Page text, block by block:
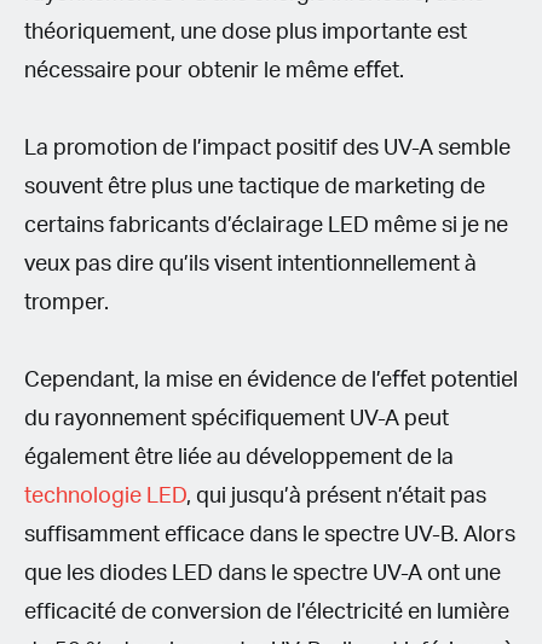
théoriquement, une dose plus importante est
nécessaire pour obtenir le même eﬀet.
La promotion de l’impact positif des UV-A semble
souvent être plus une tactique de marketing de
certains fabricants d’éclairage LED même si je ne
veux pas dire qu’ils visent intentionnellement à
tromper.
Cependant, la mise en évidence de l’eﬀet potentiel
du rayonnement spécifiquement UV-A peut
également être liée au développement de la
technologie LED, qui jusqu’à présent n’était pas
suffisamment efficace dans le spectre UV-B. Alors
que les diodes LED dans le spectre UV-A ont une
efficacité de conversion de l’électricité en lumière